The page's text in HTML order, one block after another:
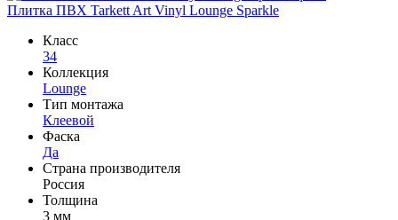
Плитка ПВХ Tarkett Art Vinyl Lounge Sparkle
Класс
34
Коллекция
Lounge
Тип монтажа
Клеевой
Фаска
Да
Страна производителя
Россия
Толщина
3 мм